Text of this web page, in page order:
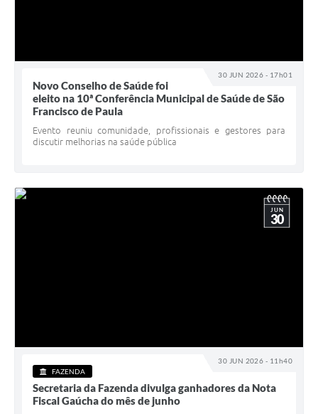
30 JUN 2026 - 17h01
Novo Conselho de Saúde foi
eleito na 10ª Conferência Municipal de Saúde de São
Francisco de Paula
Evento reuniu comunidade, profissionais e gestores para
discutir melhorias na saúde pública
30 JUN 2026 - 11h40
JUN
30
FAZENDA
Secretaria da Fazenda divulga ganhadores da Nota
Fiscal Gaúcha do mês de junho